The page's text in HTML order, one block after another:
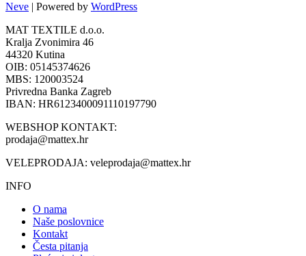
Neve | Powered by WordPress
MAT TEXTILE d.o.o.
Kralja Zvonimira 46
44320 Kutina
OIB: 05145374626
MBS: 120003524
Privredna Banka Zagreb
IBAN: HR6123400091110197790
WEBSHOP KONTAKT:
prodaja@mattex.hr
VELEPRODAJA: veleprodaja@mattex.hr
INFO
O nama
Naše poslovnice
Kontakt
Česta pitanja